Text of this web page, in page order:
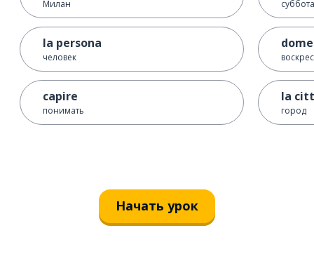
Милан
la persona
человек
capire
понимать
суббота
la
город
Начать урок